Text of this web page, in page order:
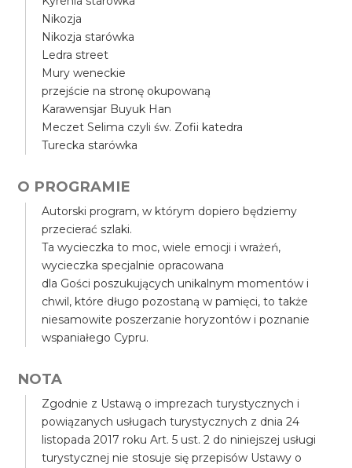
Nikozja
Nikozja starówka
Ledra street
Mury weneckie
przejście na stronę okupowaną
Karawensjar Buyuk Han
Meczet Selima czyli św. Zofii katedra
Turecka starówka
O PROGRAMIE
Autorski program, w którym dopiero będziemy
przecierać szlaki.
Ta wycieczka to moc, wiele emocji i wrażeń,
wycieczka specjalnie opracowana
dla Gości poszukujących unikalnym momentów i
chwil, które długo pozostaną w pamięci, to także
niesamowite poszerzanie horyzontów i poznanie
wspaniałego Cypru.
NOTA
Zgodnie z Ustawą o imprezach turystycznych i
powiązanych usługach turystycznych z dnia 24
listopada 2017 roku Art. 5 ust. 2 do niniejszej usługi
turystycznej nie stosuje się przepisów Ustawy o